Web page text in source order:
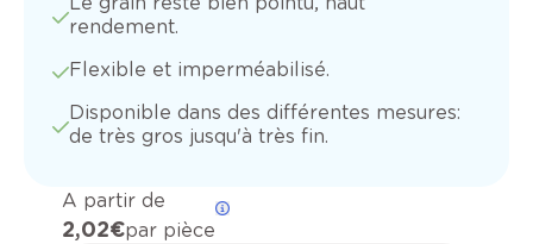
rendement.
Flexible et imperméabilisé.
Disponible dans des différentes mesures:
de très gros jusqu'à très fin.
A partir de
2,02 €par pièce